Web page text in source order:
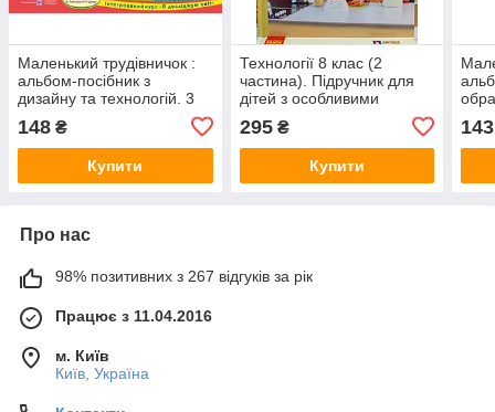
Маленький трудівничок :
альбом-посібник з
дизайну та технологій. 3
148 ₴
Купити
Технології 8 клас (2
частина). Підручник для
дітей з особливими
295₴
Купити
143
Про нас
98% позитивних з 267 відгуків за рік
Працює з 11.04.2016
м. Київ
Київ, Україна